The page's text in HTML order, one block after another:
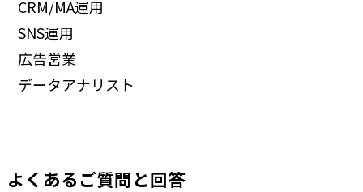
CRM/MA運用
SNS運用
広告営業
データアナリスト
よくあるご質問と回答